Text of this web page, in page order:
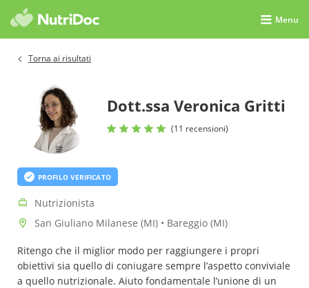
Menu
Torna ai risultati
Dott.ssa Veronica Gritti
(11 recensioni)
PROFILO VERIFICATO
Nutrizionista
San Giuliano Milanese (MI) • Bareggio (MI)
Ritengo che il miglior modo per raggiungere i propri
obiettivi sia quello di coniugare sempre l’aspetto conviviale
a quello nutrizionale. Aiuto fondamentale l’unione di un